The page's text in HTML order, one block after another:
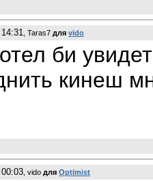
, Taras7 для vido
би
кинеш
, vido для Optimist